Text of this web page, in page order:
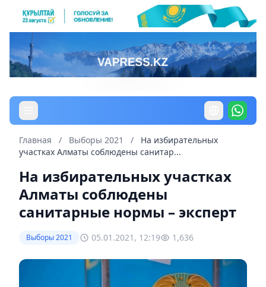
Главная / Выборы 2021 /
На избирательных
участках Алматы соблюдены санитар...
На избирательных участках
Алматы соблюдены
санитарные нормы – эксперт
Выборы 2021 05.01.2021, 12:19 1,636